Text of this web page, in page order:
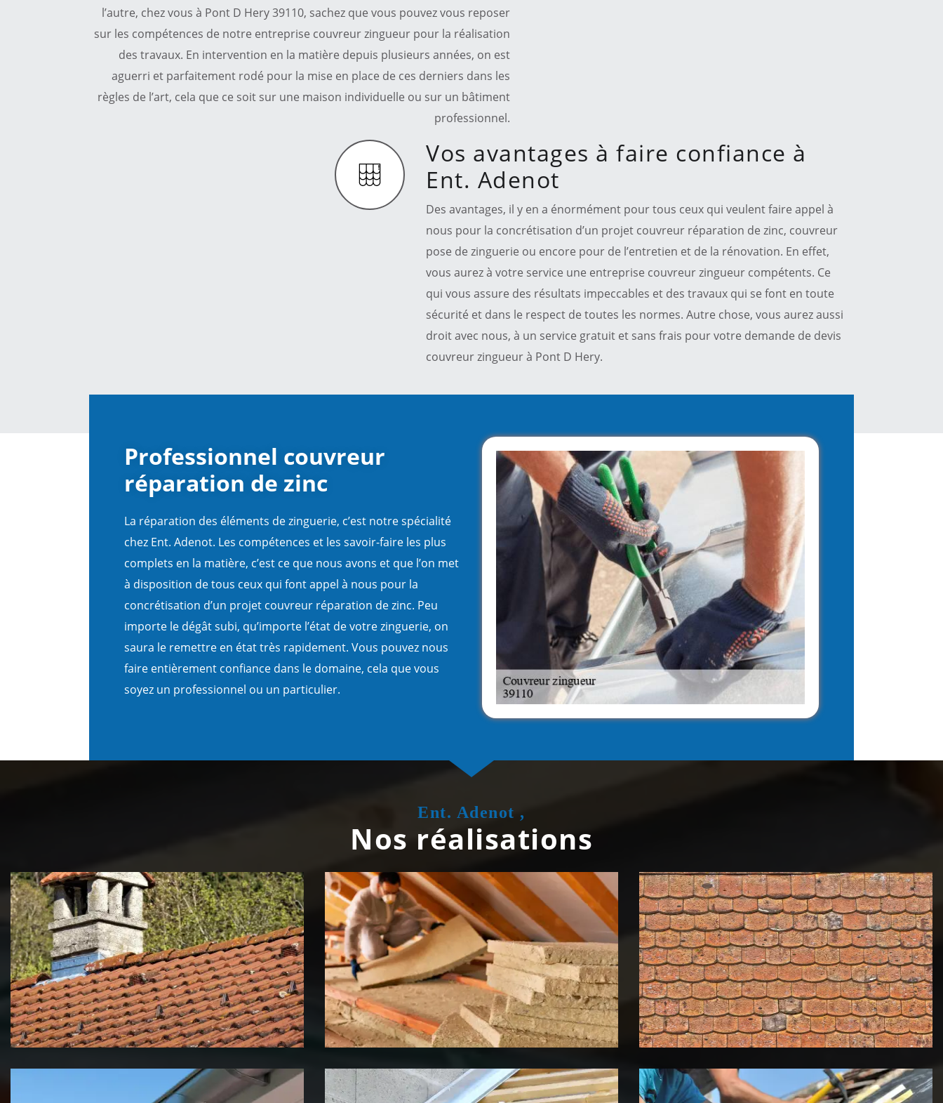
l’autre, chez vous à Pont D Hery 39110, sachez que vous pouvez vous reposer
sur les compétences de notre entreprise couvreur zingueur pour la réalisation
des travaux. En intervention en la matière depuis plusieurs années, on est
aguerri et parfaitement rodé pour la mise en place de ces derniers dans les
règles de l’art, cela que ce soit sur une maison individuelle ou sur un bâtiment
professionnel.
Vos avantages à faire confiance à
Ent. Adenot
Des avantages, il y en a énormément pour tous ceux qui veulent faire appel à
nous pour la concrétisation d’un projet couvreur réparation de zinc, couvreur
pose de zinguerie ou encore pour de l’entretien et de la rénovation. En effet,
vous aurez à votre service une entreprise couvreur zingueur compétents. Ce
qui vous assure des résultats impeccables et des travaux qui se font en toute
sécurité et dans le respect de toutes les normes. Autre chose, vous aurez aussi
droit avec nous, à un service gratuit et sans frais pour votre demande de devis
couvreur zingueur à Pont D Hery.
Professionnel couvreur
réparation de zinc
La réparation des éléments de zinguerie, c’est notre spécialité
chez Ent. Adenot. Les compétences et les savoir-faire les plus
complets en la matière, c’est ce que nous avons et que l’on met
à disposition de tous ceux qui font appel à nous pour la
concrétisation d’un projet couvreur réparation de zinc. Peu
importe le dégât subi, qu’importe l’état de votre zinguerie, on
saura le remettre en état très rapidement. Vous pouvez nous
faire entièrement confiance dans le domaine, cela que vous
soyez un professionnel ou un particulier.
Ent. Adenot ,
Nos réalisations
Couvreur zingueur 39 Jura Isolation de toiture 39 Jura
Nettoyage et démoussage de
toiture 39 Jura